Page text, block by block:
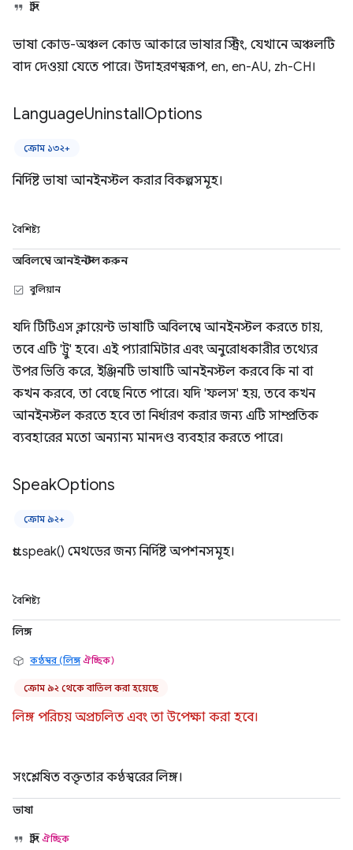
স্ট্রিং
ভাষা কোড-অঞ্চল কোড আকারে ভাষার স্ট্রিং, যেখানে অঞ্চলটি
বাদ দেওয়া যেতে পারে। উদাহরণস্বরূপ, en, en-AU, zh-CH।
LanguageUninstallOptions
ক্রোম ১৩২+
নির্দিষ্ট ভাষা আনইনস্টল করার বিকল্পসমূহ।
বৈশিষ্ট্য
অবিলম্বে আনইনস্টল করুন
বুলিয়ান
যদি টিটিএস ক্লায়েন্ট ভাষাটি অবিলম্বে আনইনস্টল করতে চায়,
তবে এটি 'ট্রু' হবে। এই প্যারামিটার এবং অনুরোধকারীর তথ্যের
উপর ভিত্তি করে, ইঞ্জিনটি ভাষাটি আনইনস্টল করবে কি না বা
কখন করবে, তা বেছে নিতে পারে। যদি 'ফলস' হয়, তবে কখন
আনইনস্টল করতে হবে তা নির্ধারণ করার জন্য এটি সাম্প্রতিক
ব্যবহারের মতো অন্যান্য মানদণ্ড ব্যবহার করতে পারে।
SpeakOptions
ক্রোম ৯২+
tts.speak() মেথডের জন্য নির্দিষ্ট অপশনসমূহ।
বৈশিষ্ট্য
লিঙ্গ
কণ্ঠস্বর (লিঙ্গ ঐচ্ছিক)
ক্রোম ৯২ থেকে বাতিল করা হয়েছে
লিঙ্গ পরিচয় অপ্রচলিত এবং তা উপেক্ষা করা হবে।
সংশ্লেষিত বক্তৃতার কণ্ঠস্বরের লিঙ্গ।
ভাষা
স্ট্রিং ঐচ্ছিক